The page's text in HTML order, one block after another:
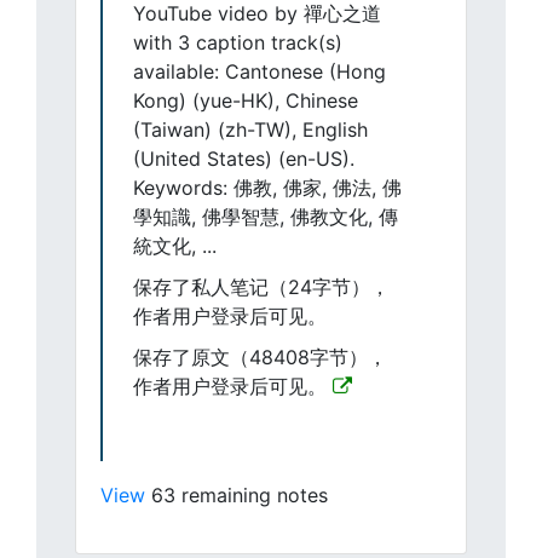
YouTube video by 禪心之道
with 3 caption track(s)
available: Cantonese (Hong
Kong) (yue-HK), Chinese
(Taiwan) (zh-TW), English
(United States) (en-US).
Keywords: 佛教, 佛家, 佛法, 佛
學知識, 佛學智慧, 佛教文化, 傳
統文化, ...
保存了私人笔记（24字节），
作者用户登录后可见。
保存了原文（48408字节），
作者用户登录后可见。
View 63 remaining notes